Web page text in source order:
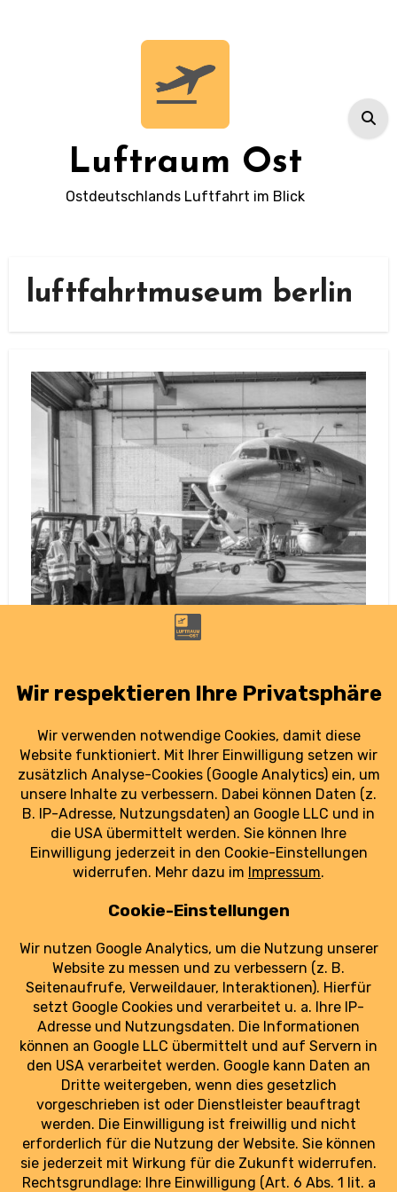
Luftraum Ost
Ostdeutschlands Luftfahrt im Blick
luftfahrtmuseum berlin
zeigt restaurierte IL-14
Eine frisch restaurierte Iljuschin IL-14 ist nun
der ganze Stolz des Deutschen
Technikmuseums in Berlin. Das Flugzeug steht
für ein wichtiges Kapitel ostdeutscher
Luftfahrtgeschichte – und für ehrenamtliches
Engagement.
weiterlesen